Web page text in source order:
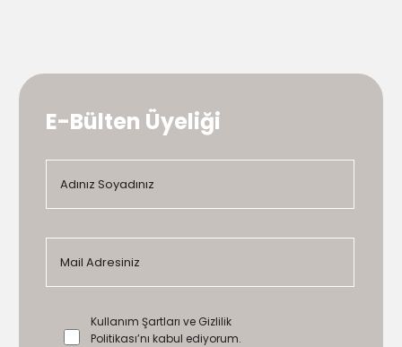
E-Bülten Üyeliği
Kullanım Şartları ve Gizlilik
Politikası’nı kabul ediyorum.